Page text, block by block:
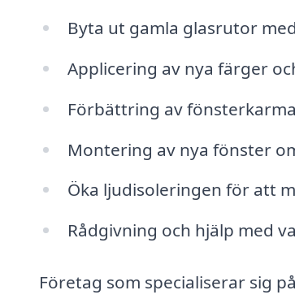
Byta ut gamla glasrutor
Applicering av nya färger
Förbättring av
Montering av nya fönster
Öka ljudisoleringen för att
Rådgivning och hjälp med
Företag som specialiserar sig